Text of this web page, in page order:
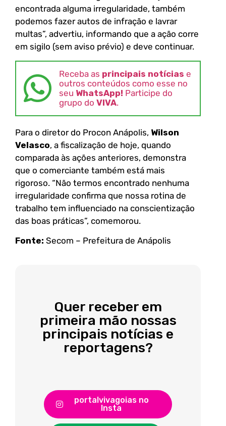
encontrada alguma irregularidade, também
podemos fazer autos de infração e lavrar
multas”, advertiu, informando que a ação corre
em sigilo (sem aviso prévio) e deve continuar.
Receba as principais notícias e
outros conteúdos como esse no
seu WhatsApp! Participe do
grupo do VIVA.
Para o diretor do Procon Anápolis, Wilson
Velasco, a fiscalização de hoje, quando
comparada às ações anteriores, demonstra
que o comerciante também está mais
rigoroso. “Não termos encontrado nenhuma
irregularidade confirma que nossa rotina de
trabalho tem influenciado na conscientização
das boas práticas”, comemorou.
Fonte: Secom – Prefeitura de Anápolis
Quer receber em
primeira mão nossas
principais notícias e
reportagens?
portalvivagoias no
Insta